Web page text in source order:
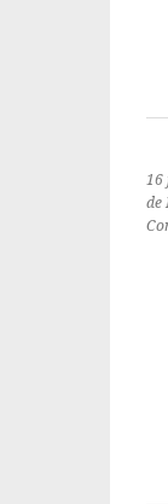
16
de